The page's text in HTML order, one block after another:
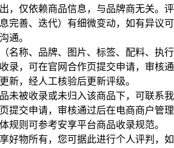
，仅依赖商品信息， 与品牌商无关。评
完善、迭代）有细微变动，如有异议可
通。
名称、品牌、图片、标签、配料、执行
录，可在官网合作页提交申请，审核通
新，经人工核验后更新评级。
未被收录或未归入该商品下，可联系我
提交申请，审核通过后在电商商户管理
规则可参考安享平台商品收录规范。
好物所有，您可据此进行个人评判，如